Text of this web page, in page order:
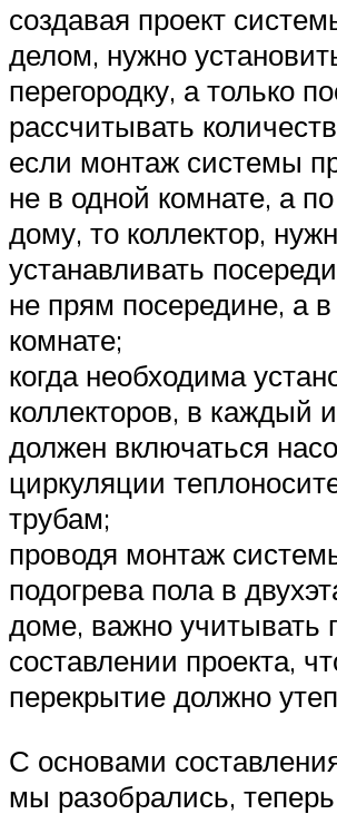
создавая проект
делом, нужно
перегородку, а только
рассчитывать
если монтаж системы
не в одной комнате, а
дому, то коллектор,
устанавливать
не прям посередине, а
комнате;
когда необходима
коллекторов, в каждый
должен включаться
циркуляции
трубам;
проводя монтаж
подогрева пола в
доме, важно учитывать
составлении проекта,
перекрытие должно
С основами
мы разобрались,